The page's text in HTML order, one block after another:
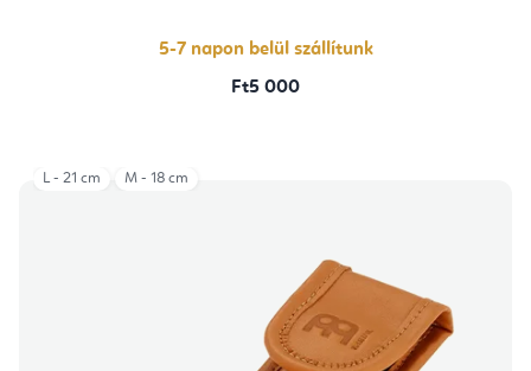
5-7 napon belül szállítunk
Ft5 000
L - 21 cm M - 18 cm